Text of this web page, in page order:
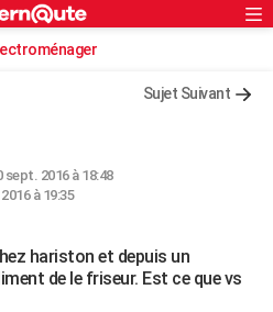
Sujet Suivant
sept. 2016 à 18:48
à 19:35
hariston et depuis un
de le friseur. Est ce que vs